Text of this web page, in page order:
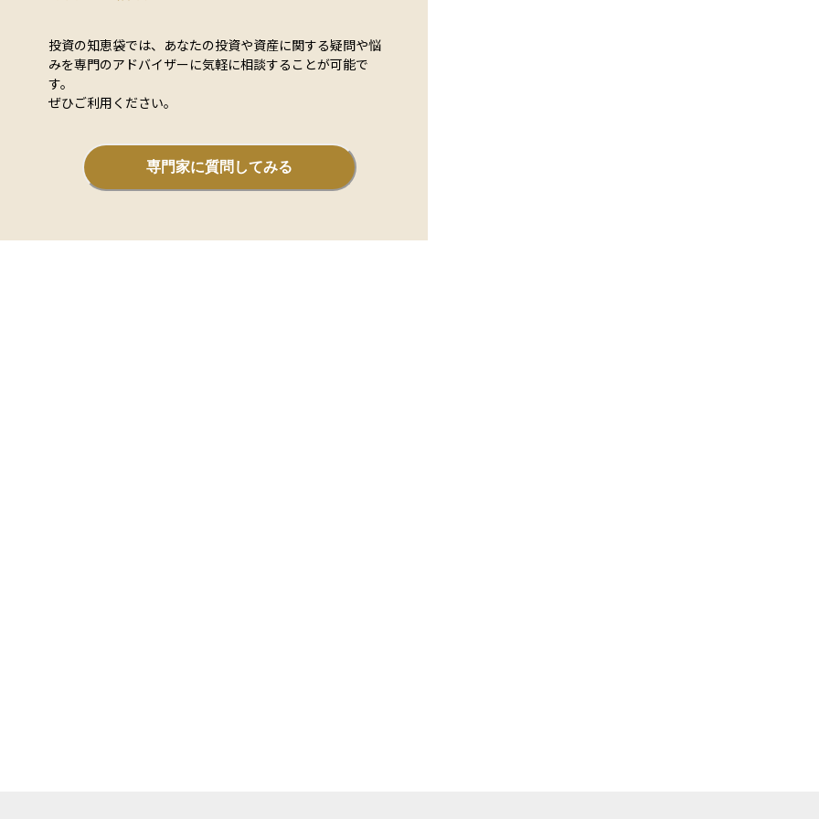
投資の知恵袋では、あなたの投資や資産に関する疑問や悩
みを専門のアドバイザーに気軽に相談することが可能で
す。
ぜひご利用ください。
専門家に質問してみる